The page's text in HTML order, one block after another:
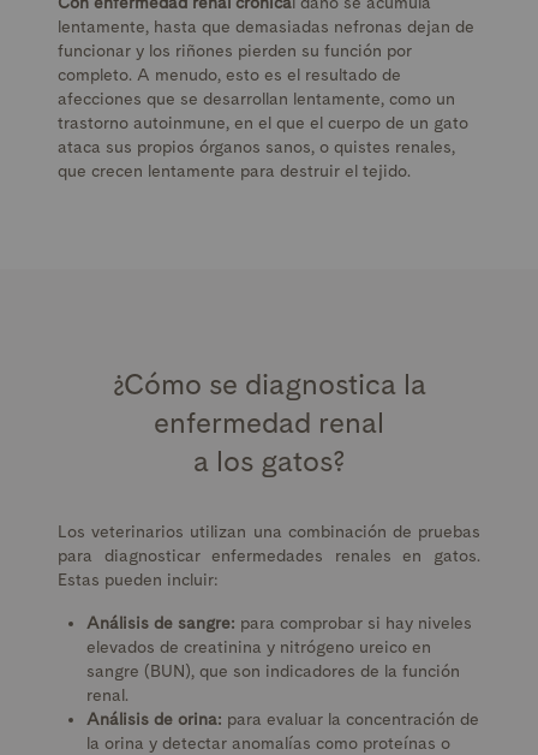
lentamente, hasta que demasiadas nefronas dejan de
funcionar y los riñones pierden su función por
completo. A menudo, esto es el resultado de
afecciones que se desarrollan lentamente, como un
trastorno autoinmune, en el que el cuerpo de un gato
ataca sus propios órganos sanos, o quistes renales,
que crecen lentamente para destruir el tejido.
¿Cómo se diagnostica la
enfermedad renal
a los gatos?
Los veterinarios utilizan una combinación de pruebas
para diagnosticar enfermedades renales en gatos.
Estas pueden incluir:
Análisis de sangre: para comprobar si hay niveles
elevados de creatinina y nitrógeno ureico en
sangre (BUN), que son indicadores de la función
renal.
Análisis de orina: para evaluar la concentración de
la orina y detectar anomalías como proteínas o